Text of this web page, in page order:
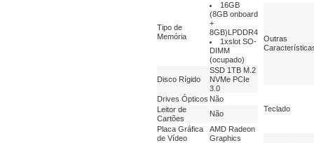
Tipo de
Memória
16GB
(8GB onboard
+
8GB)LPDDR4
1xslot SO-
DIMM
(ocupado)
Disco Rígido
SSD 1TB M.2
NVMe PCIe
3.0
Drives Ópticos Não
Leitor de
Cartões
Não
Placa Gráfica
de Vídeo
AMD Radeon
Graphics
Outras
Teclado